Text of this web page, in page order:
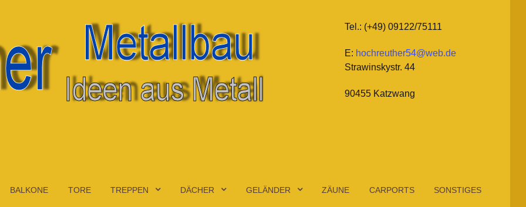
Tel.: (+49) 09122/75111
E: hochreuther54@web.de
Strawinskystr. 44
90455 Katzwang
BALKONE TORE TREPPEN DÄCHER GELÄNDER ZÄUNE CARPORTS SONSTIGES